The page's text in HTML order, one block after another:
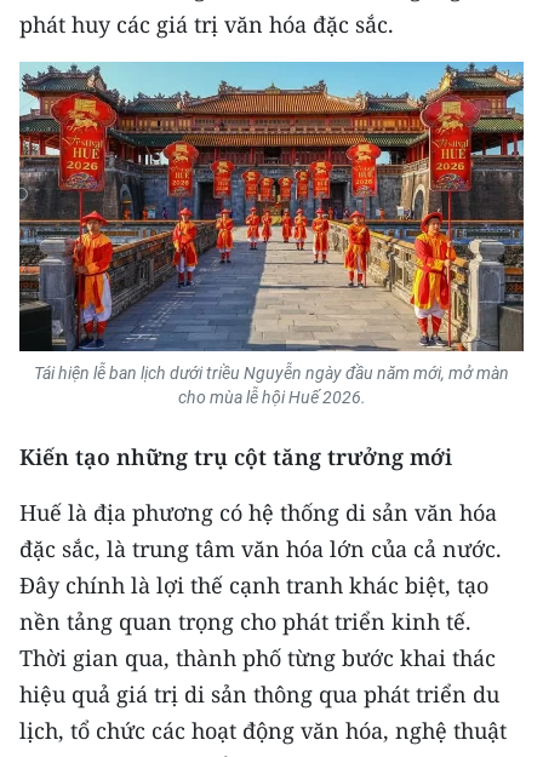
phát huy các giá trị văn hóa đặc sắc.
Tái hiện lễ ban lịch dưới triều Nguyễn ngày đầu năm mới, mở màn
cho mùa lễ hội Huế 2026.
Kiến tạo những trụ cột tăng trưởng mới
Huế là địa phương có hệ thống di sản văn hóa
đặc sắc, là trung tâm văn hóa lớn của cả nước.
Đây chính là lợi thế cạnh tranh khác biệt, tạo
nền tảng quan trọng cho phát triển kinh tế.
Thời gian qua, thành phố từng bước khai thác
hiệu quả giá trị di sản thông qua phát triển du
lịch, tổ chức các hoạt động văn hóa, nghệ thuật